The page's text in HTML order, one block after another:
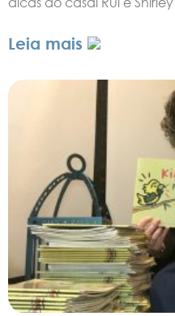
Leia mais